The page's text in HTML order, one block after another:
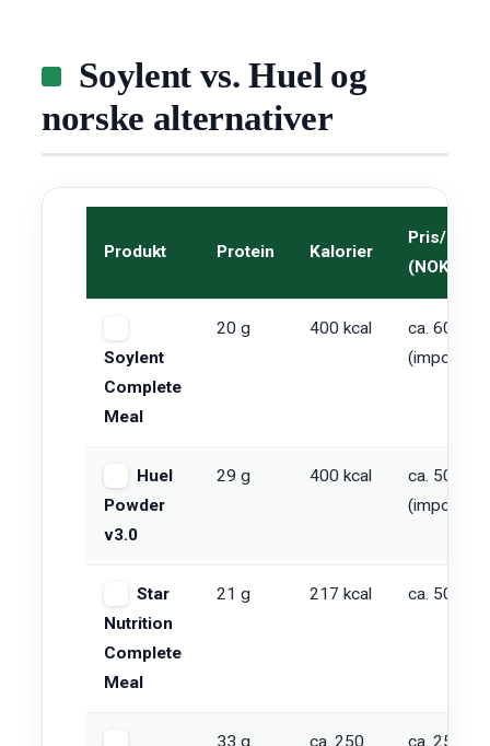
Soylent vs. Huel og
norske alternativer
Produkt Protein Kalorier
Pris/
(NOK)
Soylent
Complete
Meal
20 g 400 kcal
ca. 60-75
(import)
Huel
Powder
v3.0
29 g 400 kcal
ca. 50-65
(import)
Star
Nutrition
Complete
Meal
21 g 217 kcal ca. 50-60
33 g
ca. 250
ca. 25-35